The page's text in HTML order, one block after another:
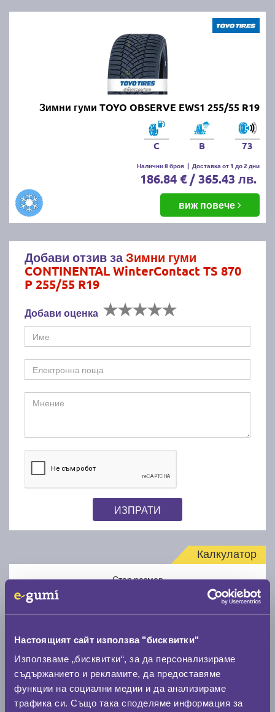
Настоящият сайт използва "бисквитки"
Използваме „бисквитки“, за да персонализираме
съдържанието и рекламите, да предоставяме
функции на социални медии и да анализираме
трафика си. Също така споделяме информация за
Зимни гуми TOYO OBSERVE EWS1 255/55 R19
C B 73
Налични 8 броя | Доставка от 1 до 2 дни
186.84 € / 365.43 лв.
виж повече
Добави отзив заЗимни гуми
CONTINENTAL WinterContact TS 870
P 255/55 R19
Добави оценка
ИЗПРАТИ
Калкулатор
Стар размер
Нов размер